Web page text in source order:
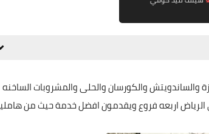
والكورسان والحلى والمشروبات الساخنه
اربعه فروع ويقدمون افضل خدمة حيث من